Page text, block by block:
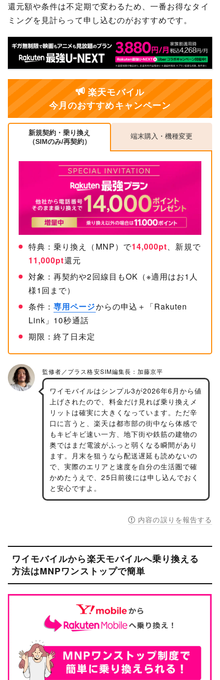
還元額や条件は不定期で変わるため、一番お得なタイ
ミングを見計らって申し込むのがおすすめです。
楽天モバイル
今月のおすすめキャンペーン
新規契約・乗り換え
（SIMのみ/再契約）
端末購入・機種変更
特典：乗り換え（MNP）で14,000pt、新規で
11,000pt還元
対象：再契約や2回線目もOK（※適用はお1人
様1回まで）
条件：専用ページからの申込＋「Rakuten
Link」10秒通話
期限：終了日未定
ワイモバイルはシンプル3が2026年6月から値
上げされたので、料金だけ見れば乗り換えメ
リットは確実に大きくなっています。ただ辛
口に言うと、楽天は都市部の街中なら体感で
もキビキビ速い一方、地下街や鉄筋の建物の
奥ではまだ電波がふっと弱くなる瞬間があり
ます。月末を狙うなら配送遅延も読めないの
で、実際のエリアと速度を自分の生活圏で確
かめたうえで、25日前後には申し込んでおく
と安心ですよ。
内容の誤りを報告する
ワイモバイルから楽天モバイルへ乗り換える
方法はMNPワンストップで簡単